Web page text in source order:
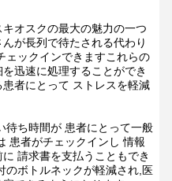
オスクの最大の魅力の一つ
んが長列で待たされる代わり
ェックインできますこれらの
迅速に処理することができ
者にとって ストレスを軽減
待ち時間が 患者にとって一般
患者がチェックインし 情報
請求書を支払うこともでき
のボトルネックが軽減され,医